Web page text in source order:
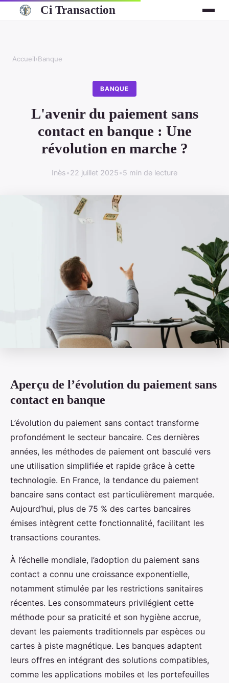
Ci Transaction
Accueil›Banque
BANQUE
L'avenir du paiement sans
contact en banque : Une
révolution en marche ?
Inès•22 juillet 2025•5 min de lecture
Aperçu de l’évolution du paiement sans
contact en banque
L’évolution du paiement sans contact transforme
profondément le secteur bancaire. Ces dernières
années, les méthodes de paiement ont basculé vers
une utilisation simplifiée et rapide grâce à cette
technologie. En France, la tendance du paiement
bancaire sans contact est particulièrement marquée.
Aujourd’hui, plus de 75 % des cartes bancaires
émises intègrent cette fonctionnalité, facilitant les
transactions courantes.
À l’échelle mondiale, l’adoption du paiement sans
contact a connu une croissance exponentielle,
notamment stimulée par les restrictions sanitaires
récentes. Les consommateurs privilégient cette
méthode pour sa praticité et son hygiène accrue,
devant les paiements traditionnels par espèces ou
cartes à piste magnétique. Les banques adaptent
leurs offres en intégrant des solutions compatibles,
comme les applications mobiles et les portefeuilles